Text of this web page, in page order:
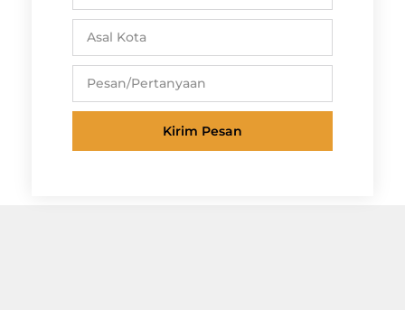
Kirim Pesan